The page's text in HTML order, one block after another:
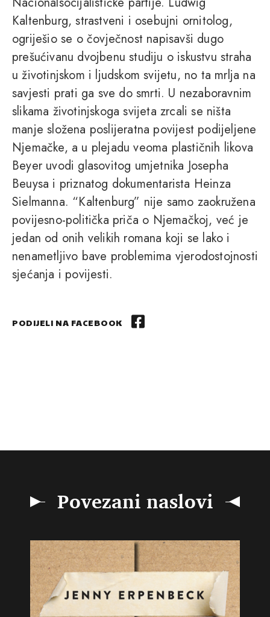
Kaltenburg, strastveni i osebujni ornitolog,
ogriješio se o čovječnost napisavši dugo
prešućivanu dvojbenu studiju o iskustvu straha
u životinjskom i ljudskom svijetu, no ta mrlja na
savjesti prati ga sve do smrti. U nezaboravnim
slikama životinjskoga svijeta zrcali se ništa
manje složena poslijeratna povijest podijeljene
Njemačke, a u plejadu veoma plastičnih likova
Beyer uvodi glasovitog umjetnika Josepha
Beuysa i priznatog dokumentarista Heinza
Sielmanna. “Kaltenburg” nije samo zaokružena
povijesno-politička priča o Njemačkoj, već je
jedan od onih velikih romana koji se lako i
nenametljivo bave problemima vjerodostojnosti
sjećanja i povijesti.
PODIJELI NA FACEBOOK
Povezani naslovi